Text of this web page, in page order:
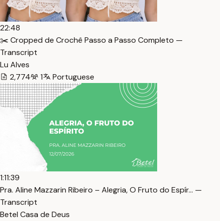
22:48
✂️ Cropped de Crochê Passo a Passo Completo —
Transcript
Lu Alves
2,774
1 Portuguese
1:11:39
Pra. Aline Mazzarin Ribeiro – Alegria, O Fruto do Espír… —
Transcript
Betel Casa de Deus